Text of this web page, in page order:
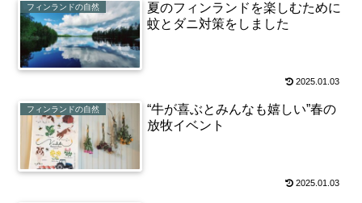
フィンランドの自然
夏のフィンランドを楽しむために
蚊とダニ対策をしました
2025.01.03
フィンランドの自然
“牛が喜ぶとみんなも嬉しい”春の
放牧イベント
2025.01.03